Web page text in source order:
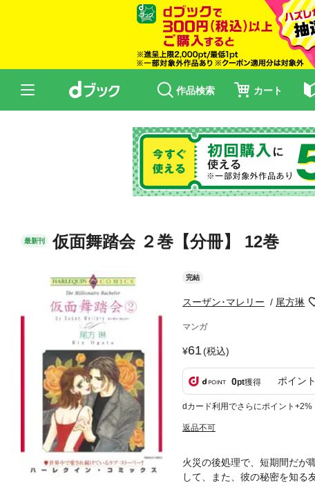
作品検索 カート
最新刊 仮面舞踏会 ２巻【分冊】 12巻
完結
スーザン･マレリー 尾方琳
マンガ
61(税込)
0pt獲得 ポイン
dカード利用でさらにポイント+2%
返品不可
火災の後処理で、短期間だが
して、また、彼の秘密を知る
だった・・・。持ち前の大